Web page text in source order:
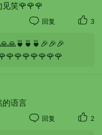
存善良，喜欢世界
轻爱。
笑🌹🌹🌹
回复 3
的语言
回复 2